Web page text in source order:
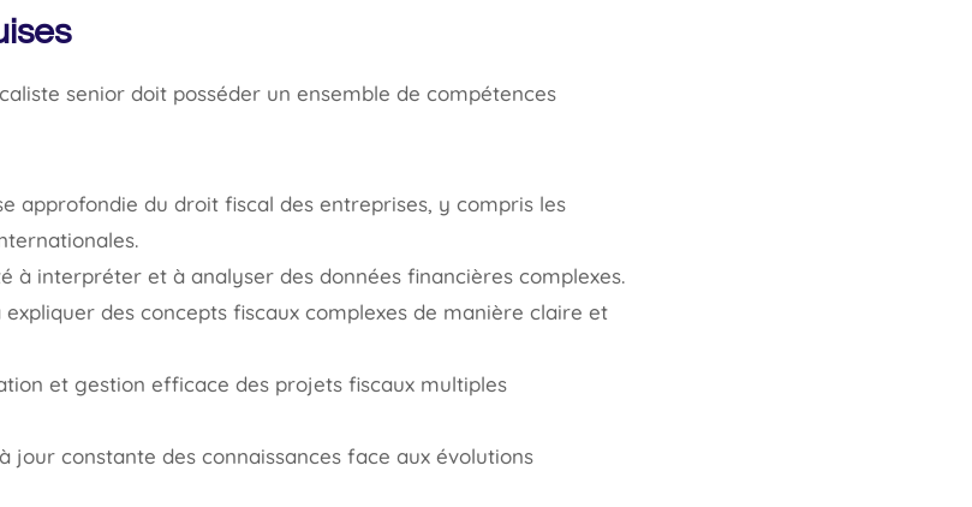
senior doit posséder un ensemble de compétences
approfondie du droit fiscal des entreprises, y compris les
à interpréter et à analyser des données financières complexes.
des concepts fiscaux complexes de manière claire et
et gestion efficace des projets fiscaux multiples
jour constante des connaissances face aux évolutions